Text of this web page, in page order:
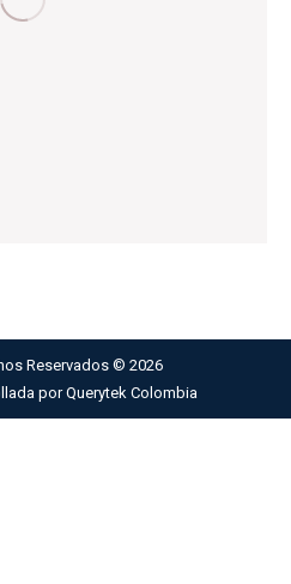
Reservados © 2026
porQuerytek Colombia